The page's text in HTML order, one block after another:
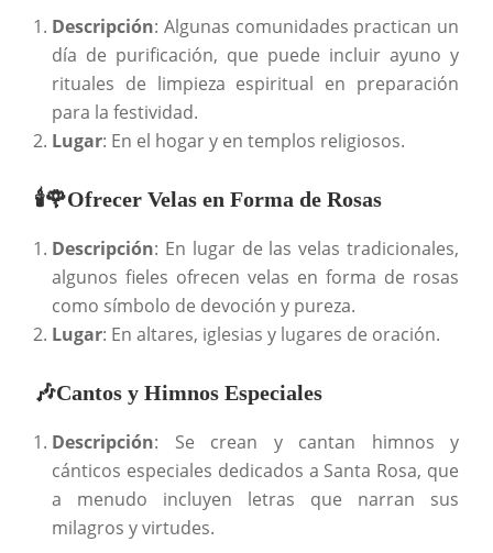
Descripción: Algunas comunidades practican un
día de purificación, que puede incluir ayuno y
rituales de limpieza espiritual en preparación
para la festividad.
Lugar: En el hogar y en templos religiosos.
🕯️🌹Ofrecer Velas en Forma de Rosas
Descripción: En lugar de las velas tradicionales,
algunos fieles ofrecen velas en forma de rosas
como símbolo de devoción y pureza.
Lugar: En altares, iglesias y lugares de oración.
🎶Cantos y Himnos Especiales
Descripción: Se crean y cantan himnos y
cánticos especiales dedicados a Santa Rosa, que
a menudo incluyen letras que narran sus
milagros y virtudes.